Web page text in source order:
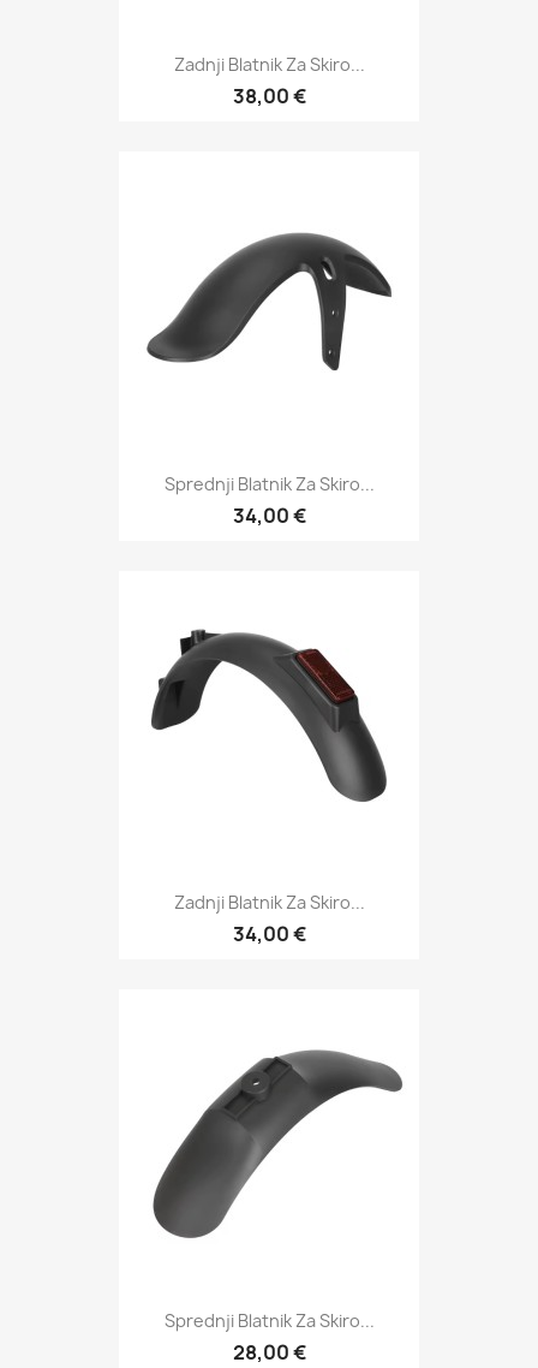
Zadnji Blatnik Za Skiro...
38,00 €
Sprednji Blatnik Za Skiro...
34,00 €
Zadnji Blatnik Za Skiro...
34,00 €
Sprednji Blatnik Za Skiro...
28,00 €